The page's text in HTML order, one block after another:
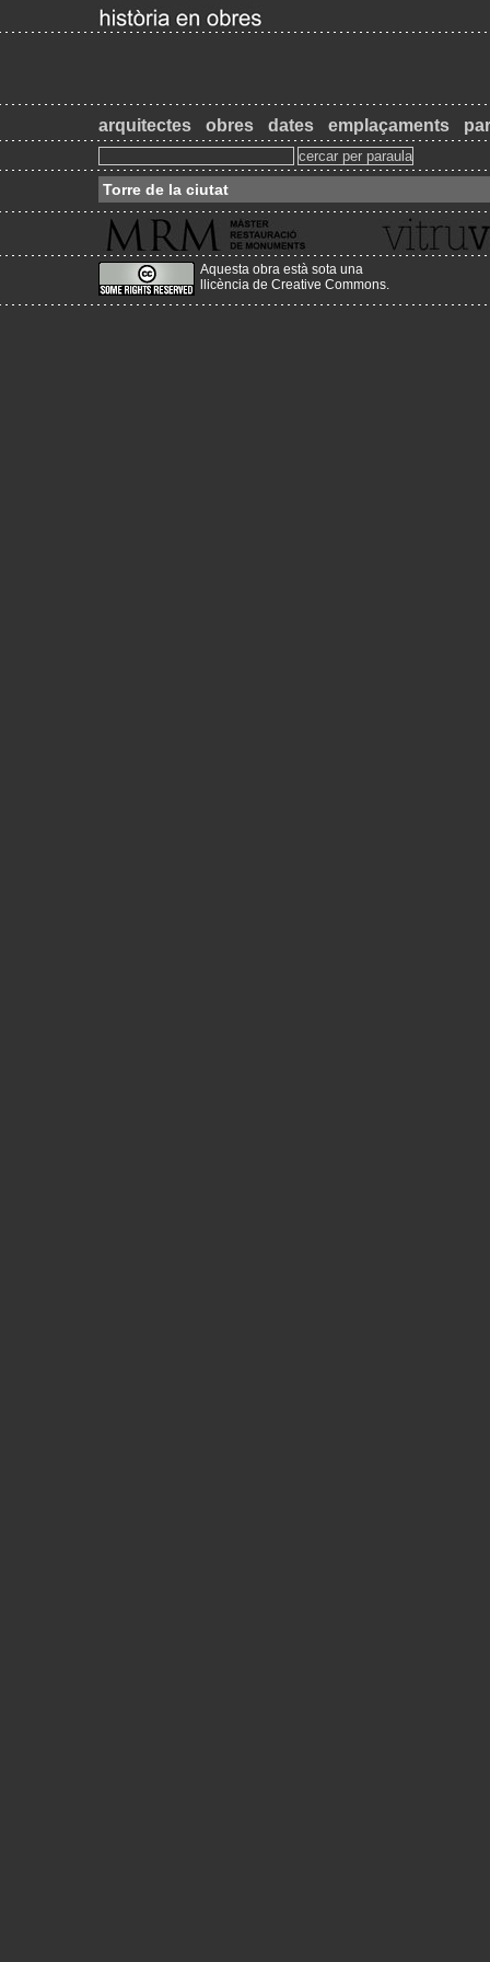
arquitectes obres dates emplaçaments
Torre de la ciutat
Aquesta obra està sota una
llicència de Creative Commons.